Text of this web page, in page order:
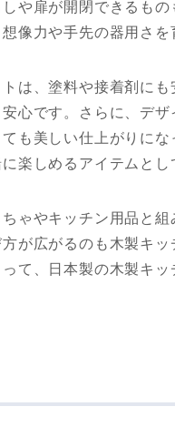
や扉が開閉できるも
像力や手先の器用さを
は、塗料や接着剤に
心です。さらに、デ
も美しい仕上がりに
楽しめるアイテムとし
ゃやキッチン用品と
が広がるのも木製キ
て、日本製の木製キ